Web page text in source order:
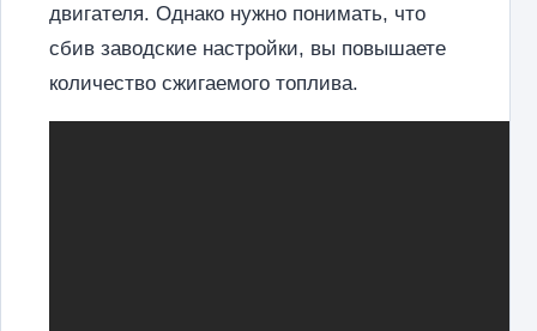
двигателя. Однако нужно понимать, что
сбив заводские настройки, вы повышаете
количество сжигаемого топлива.